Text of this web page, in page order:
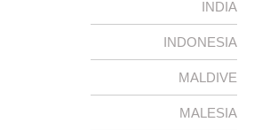
INDIA
INDONESIA
MALDIVE
MALESIA